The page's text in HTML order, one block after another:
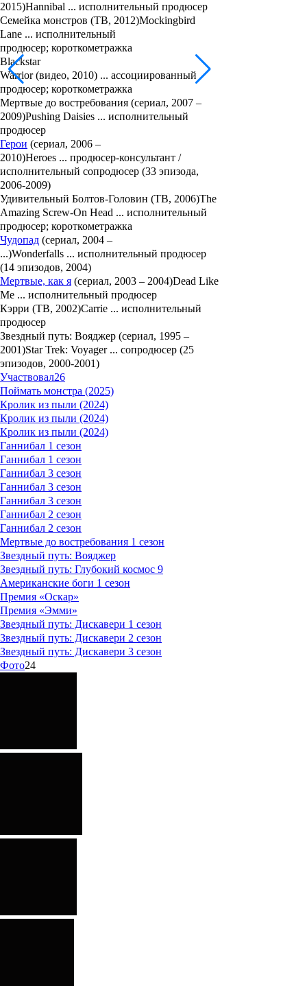
2015)Hannibal ... исполнительный продюсер
Семейка монстров (ТВ, 2012)Mockingbird
Lane ... исполнительный
продюсер; короткометражка
Blackstar
Warrior (видео, 2010) ... ассоциированный
продюсер; короткометражка
Мертвые до востребования (сериал, 2007 –
2009)Pushing Daisies ... исполнительный
продюсер
Герои (сериал, 2006 –
2010)Heroes ... продюсер-консультант /
исполнительный сопродюсер (33 эпизода,
2006-2009)
Удивительный Болтов-Головин (ТВ, 2006)The
Amazing Screw-On Head ... исполнительный
продюсер; короткометражка
Чудопад (сериал, 2004 –
...)Wonderfalls ... исполнительный продюсер
(14 эпизодов, 2004)
Мертвые, как я (сериал, 2003 – 2004)Dead Like
Me ... исполнительный продюсер
Кэрри (ТВ, 2002)Carrie ... исполнительный
продюсер
Звездный путь: Вояджер (сериал, 1995 –
2001)Star Trek: Voyager ... сопродюсер (25
эпизодов, 2000-2001)
Участвовал26
Поймать монстра (2025)
Кролик из пыли (2024)
Кролик из пыли (2024)
Кролик из пыли (2024)
Ганнибал 1 сезон
Ганнибал 1 сезон
Ганнибал 3 сезон
Ганнибал 3 сезон
Ганнибал 3 сезон
Ганнибал 2 сезон
Ганнибал 2 сезон
Мертвые до востребования 1 сезон
Звездный путь: Вояджер
Звездный путь: Глубокий космос 9
Американские боги 1 сезон
Премия «Оскар»
Премия «Эмми»
Звездный путь: Дискавери 1 сезон
Звездный путь: Дискавери 2 сезон
Звездный путь: Дискавери 3 сезон
Фото24